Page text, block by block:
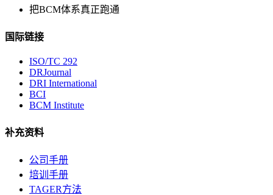
把BCM体系真正跑通
国际链接
ISO/TC 292
DRJournal
DRI International
BCI
BCM Institute
补充资料
公司手册
培训手册
TAGER方法